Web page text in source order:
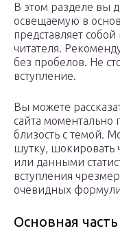
В этом разделе вы
освещаемую в
представляет
читателя.
без пробелов. Не
вступление.
Вы можете
сайта моментально
близость с темой.
шутку, шокировать
или данными
вступления
очевидных
Основная часть